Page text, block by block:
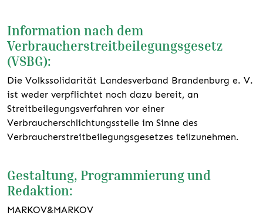
Information nach dem
Verbraucherstreitbeilegungsgesetz
(VSBG):
Die Volkssolidarität Landesverband Brandenburg e. V.
ist weder verpflichtet noch dazu bereit, an
Streitbeilegungsverfahren vor einer
Verbraucherschlichtungsstelle im Sinne des
Verbraucherstreitbeilegungsgesetzes teilzunehmen.
Gestaltung, Programmierung und
Redaktion:
MARKOV&MARKOV